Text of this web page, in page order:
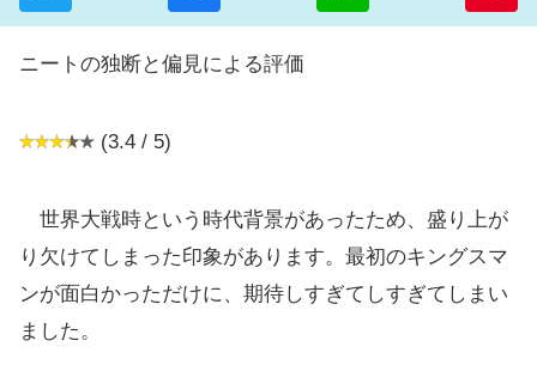
ニートの独断と偏見による評価
(3.4 / 5)
世界大戦時という時代背景があったため、盛り上が
り欠けてしまった印象があります。最初のキングスマ
ンが面白かっただけに、期待しすぎてしすぎてしまい
ました。